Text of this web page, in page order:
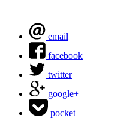
email
facebook
twitter
google+
pocket